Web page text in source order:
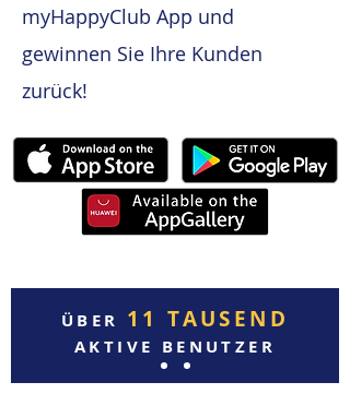
myHappyClub App und
gewinnen Sie Ihre Kunden
zurück!
ÜBER 11 TAUSEND
AKTIVE BENUTZER